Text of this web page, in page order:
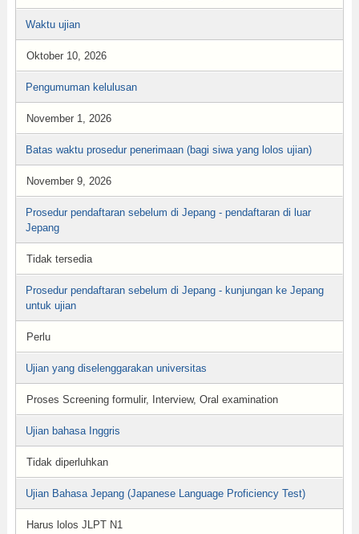
Waktu ujian
Oktober 10, 2026
Pengumuman kelulusan
November 1, 2026
Batas waktu prosedur penerimaan (bagi siwa yang lolos ujian)
November 9, 2026
Prosedur pendaftaran sebelum di Jepang - pendaftaran di luar
Jepang
Tidak tersedia
Prosedur pendaftaran sebelum di Jepang - kunjungan ke Jepang
untuk ujian
Perlu
Ujian yang diselenggarakan universitas
Proses Screening formulir, Interview, Oral examination
Ujian bahasa Inggris
Tidak diperluhkan
Ujian Bahasa Jepang (Japanese Language Proficiency Test)
Harus lolos JLPT N1